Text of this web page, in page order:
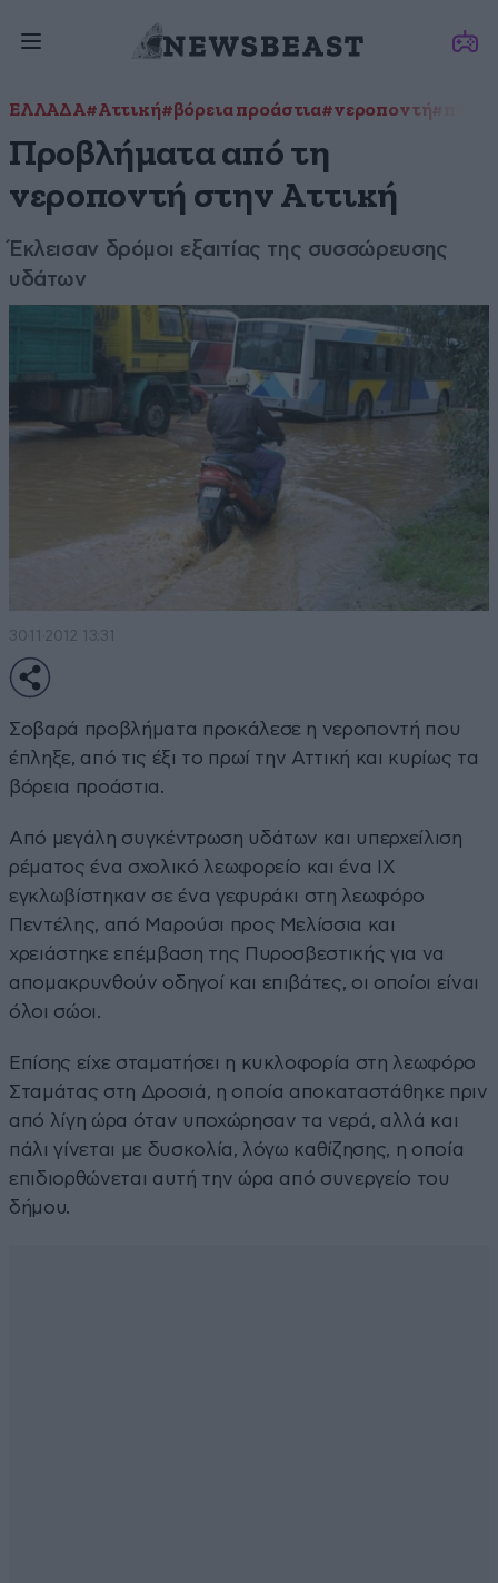
ΕΛΛΑΔΑ#Αττική#βόρεια προάστια#νεροποντή
Προβλήματα από τη
νεροποντή στην Αττική
Έκλεισαν δρόμοι εξαιτίας της συσσώρευσης
υδάτων
30·11·2012 13:31
Σοβαρά προβλήματα προκάλεσε η νεροποντή που
έπληξε, από τις έξι το πρωί την Αττική και κυρίως τα
βόρεια προάστια.
Από μεγάλη συγκέντρωση υδάτων και υπερχείλιση
ρέματος ένα σχολικό λεωφορείο και ένα ΙΧ
εγκλωβίστηκαν σε ένα γεφυράκι στη λεωφόρο
Πεντέλης, από Μαρούσι προς Μελίσσια και
χρειάστηκε επέμβαση της Πυροσβεστικής για να
απομακρυνθούν οδηγοί και επιβάτες, οι οποίοι είναι
όλοι σώοι.
Επίσης είχε σταματήσει η κυκλοφορία στη λεωφόρο
Σταμάτας στη Δροσιά, η οποία αποκαταστάθηκε πριν
από λίγη ώρα όταν υποχώρησαν τα νερά, αλλά και
πάλι γίνεται με δυσκολία, λόγω καθίζησης, η οποία
επιδιορθώνεται αυτή την ώρα από συνεργείο του
δήμου.